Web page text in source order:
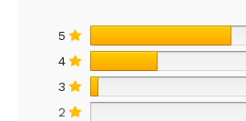
5
4
3
2